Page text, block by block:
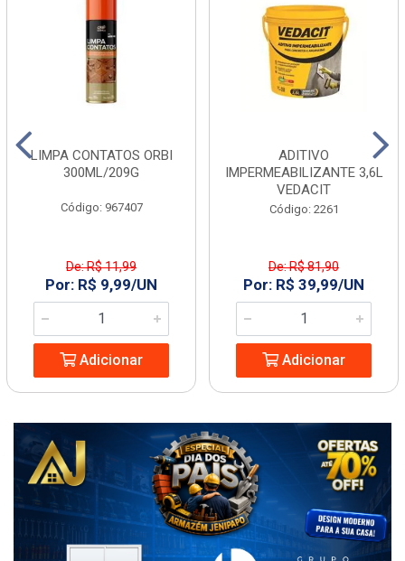
LIMPA CONTATOS ORBI
300ML/209G
Código: 967407
De: R$ 11,99
Por: R$ 9,99/UN
Adicionar
ADITIVO
IMPERMEABILIZANTE 3,6L
VEDACIT
Código: 2261
De: R$ 81,90
Por: R$ 39,99/UN
Adicionar